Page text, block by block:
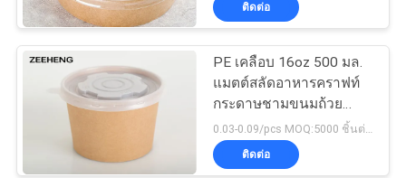
กับ
เรา ชามกระดาษทรง
สี่เหลี่ยม
10
ติดต่อ
PE เคลือบ 16oz 500 มล.
แมตต์สลัดอาหารคราฟท์
กระดาษชามขนมถ้วย
พร้อมฝา
ติดต่อ